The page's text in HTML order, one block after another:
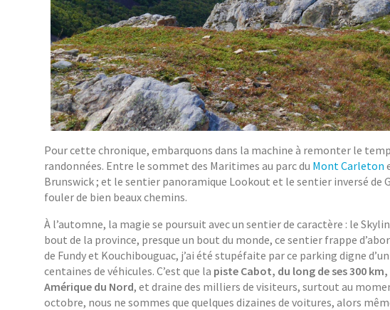
Pour cette chronique, embarquons dans la machine à remonter le
randonnées. Entre le sommet des Maritimes au parc du Mont Carleton
Brunswick ; et le sentier panoramique Lookout et le sentier inversé de
fouler de bien beaux chemins.
À l’automne, la magie se poursuit avec un sentier de caractère : le
bout de la province, presque un bout du monde, ce sentier frappe
de Fundy et Kouchibouguac, j’ai été stupéfaite par ce parking digne
centaines de véhicules. C’est que la piste Cabot, du long de ses 300
Amérique du Nord, et draine des milliers de visiteurs, surtout au
octobre, nous ne sommes que quelques dizaines de voitures, alors